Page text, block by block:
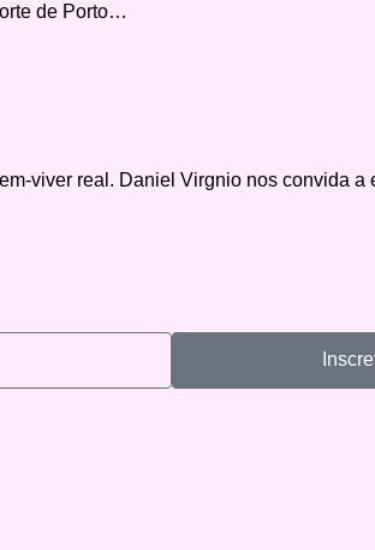
de Porto…
viver real. Daniel Virgnio nos convida a